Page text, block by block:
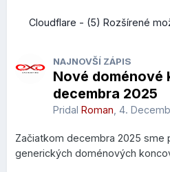
Cloudflare - (5) Rozšírené
NAJNOVŠÍ ZÁPIS
Nové doménové
decembra 2025
Pridal Roman 4.
Začiatkom decembra 2025 sme
generických doménových